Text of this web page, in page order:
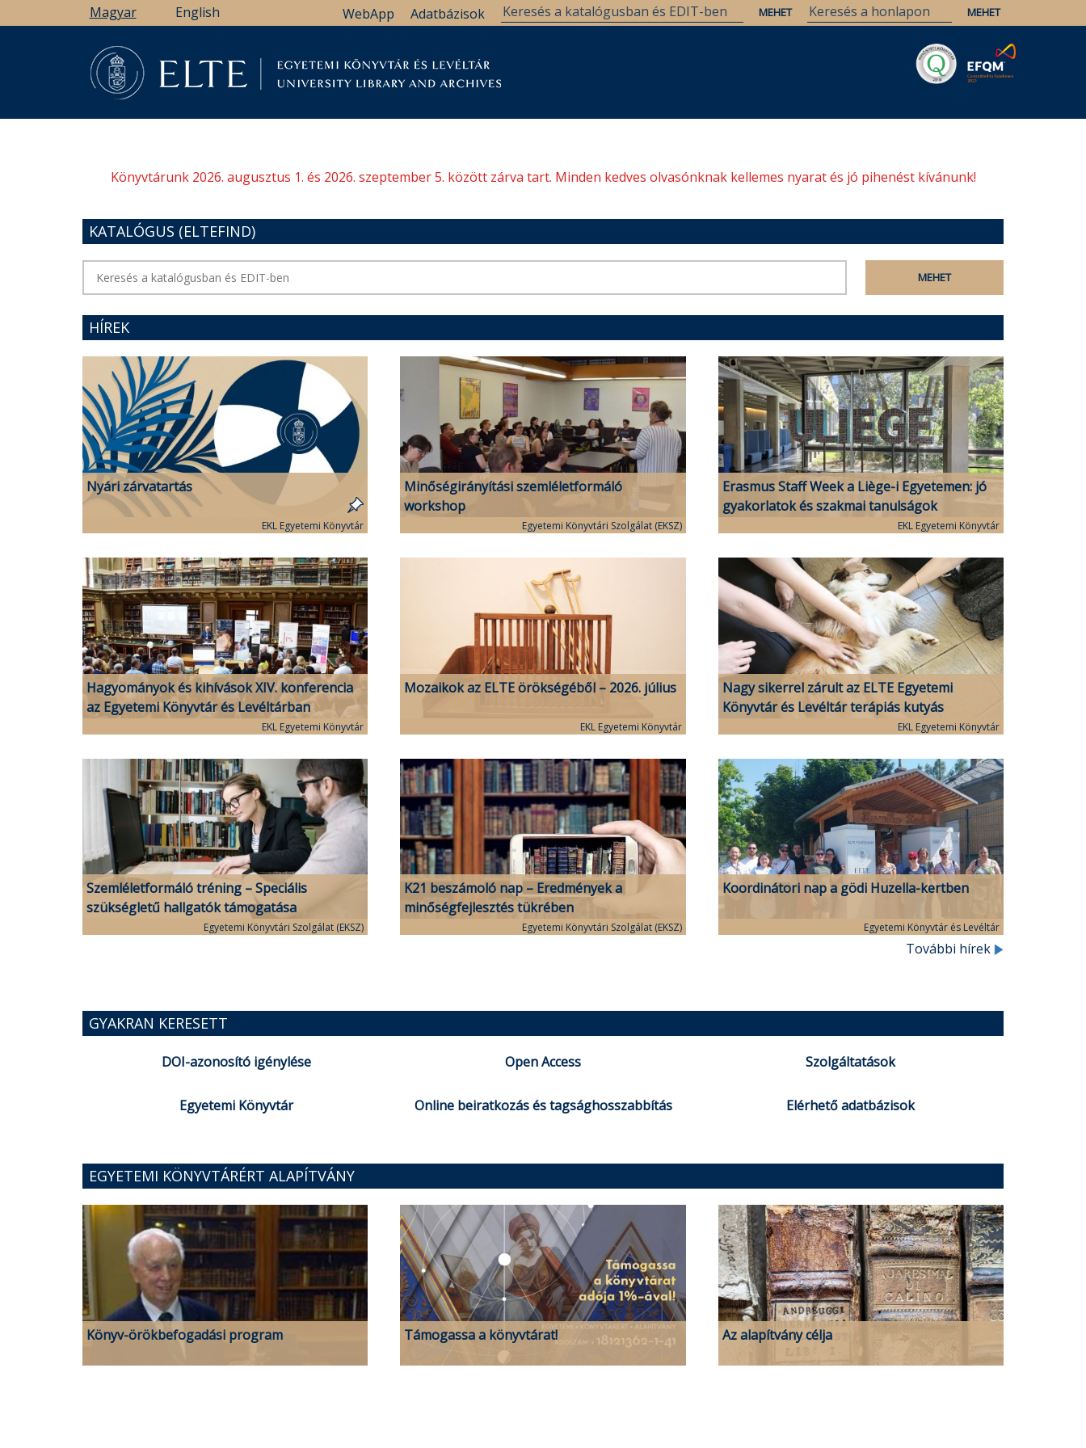
a
Magyar English Adatbázisok
WebApp
Könyvtárunk 2026. augusztus 1. és 2026. szeptember 5. között zárva tart. Minden kedves olvasónknak kellemes nyarat és jó pihenést kívánunk!
KATALÓGUS (ELTEFIND)
HÍREK
Nyári zárvatartás
EKL Egyetemi Könyvtár
Minőségirányítási szemléletformáló
workshop
Egyetemi Könyvtári Szolgálat (EKSZ)
Erasmus Staff Week a Liège-i Egyetemen: jó
gyakorlatok és szakmai tanulságok
EKL Egyetemi Könyvtár
Hagyományok és kihívások XIV. konferencia
az Egyetemi Könyvtár és Levéltárban
EKL Egyetemi Könyvtár
Mozaikok az ELTE örökségéből – 2026. július
EKL Egyetemi Könyvtár
Nagy sikerrel zárult az ELTE Egyetemi
Könyvtár és Levéltár terápiás kutyás
EKL Egyetemi Könyvtár
Szemléletformáló tréning – Speciális
szükségletű hallgatók támogatása
Egyetemi Könyvtári Szolgálat (EKSZ)
K21 beszámoló nap – Eredmények a
minőségfejlesztés tükrében
Egyetemi Könyvtári Szolgálat (EKSZ)
Koordinátori nap a gödi Huzella-kertben
Egyetemi Könyvtár és Levéltár
További hírek
GYAKRAN KERESETT
DOI-azonosító igénylése Open Access Szolgáltatások
Egyetemi Könyvtár Online beiratkozás és tagsághosszabbítás Elérhető adatbázisok
EGYETEMI KÖNYVTÁRÉRT ALAPÍTVÁNY
Könyv-örökbefogadási program Támogassa a könyvtárat! Az alapítvány célja